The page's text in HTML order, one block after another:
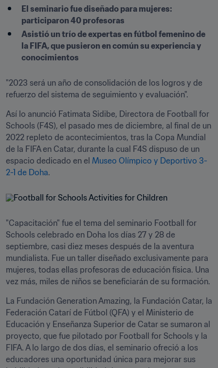
El seminario fue diseñado para mujeres:
participaron 40 profesoras
Asistió un trío de expertas en fútbol femenino de
la FIFA, que pusieron en común su experiencia y
conocimientos
"2023 será un año de consolidación de los logros y de
refuerzo del sistema de seguimiento y evaluación".
Así lo anunció Fatimata Sidibe, Directora de Football for
Schools (F4S), el pasado mes de diciembre, al final de un
2022 repleto de acontecimientos, tras la Copa Mundial
de la FIFA en Catar, durante la cual F4S dispuso de un
espacio dedicado en el Museo Olímpico y Deportivo 3-
2-1 de Doha.
"Capacitación" fue el tema del seminario Football for
Schools celebrado en Doha los días 27 y 28 de
septiembre, casi diez meses después de la aventura
mundialista. Fue un taller diseñado exclusivamente para
mujeres, todas ellas profesoras de educación física. Una
vez más, miles de niños se beneficiarán de su formación.
La Fundación Generation Amazing, la Fundación Catar, la
Federación Catarí de Fútbol (QFA) y el Ministerio de
Educación y Enseñanza Superior de Catar se sumaron al
proyecto, que fue pilotado por Football for Schools y la
FIFA. A lo largo de dos días, el seminario ofreció a los
educadores una oportunidad única para mejorar sus